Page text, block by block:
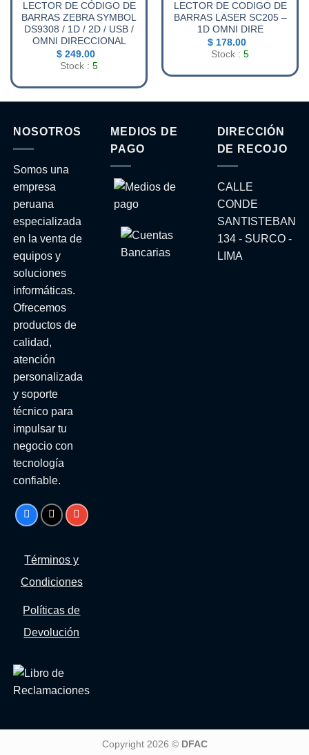
LECTOR DE CÓDIGO DE
BARRAS ZEBRA SYMBOL
DS9308 / 1D / 2D / USB /
OMNI DIRECCIONAL
$249.00
Stock : 5
LECTOR DE CODIGO DE
BARRAS LASER SC205 –
1D OMNI DIRE
$178.00
Stock : 5
NOSOTROS
Somos una
empresa
peruana
especializada
en la venta de
equipos y
soluciones
informáticas.
Ofrecemos
productos de
calidad,
atención
personalizada
y soporte
técnico para
impulsar tu
negocio con
tecnología
confiable.
Términos y
Condiciones
Políticas de
Devolución
MEDIOS DE
PAGO
DIRECCIÓN
DE RECOJO
CALLE
CONDE
SANTISTEBAN
134 - SURCO -
LIMA
Copyright 2026 © DFAC